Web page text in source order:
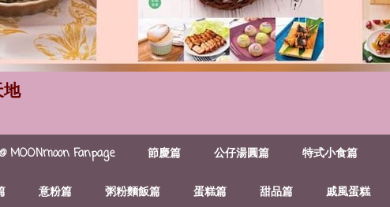
@ MOONmoon Fanpage 節慶篇 公仔湯圓篇 特式小食篇
意粉篇 粥粉麵飯篇 蛋糕篇 甜品篇 戚風蛋糕